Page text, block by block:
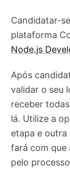
Candidatar-
plataforma
Node.js
Após
validar o seu
receber
lá. Utilize a
etapa e outra
fará com que
pelo